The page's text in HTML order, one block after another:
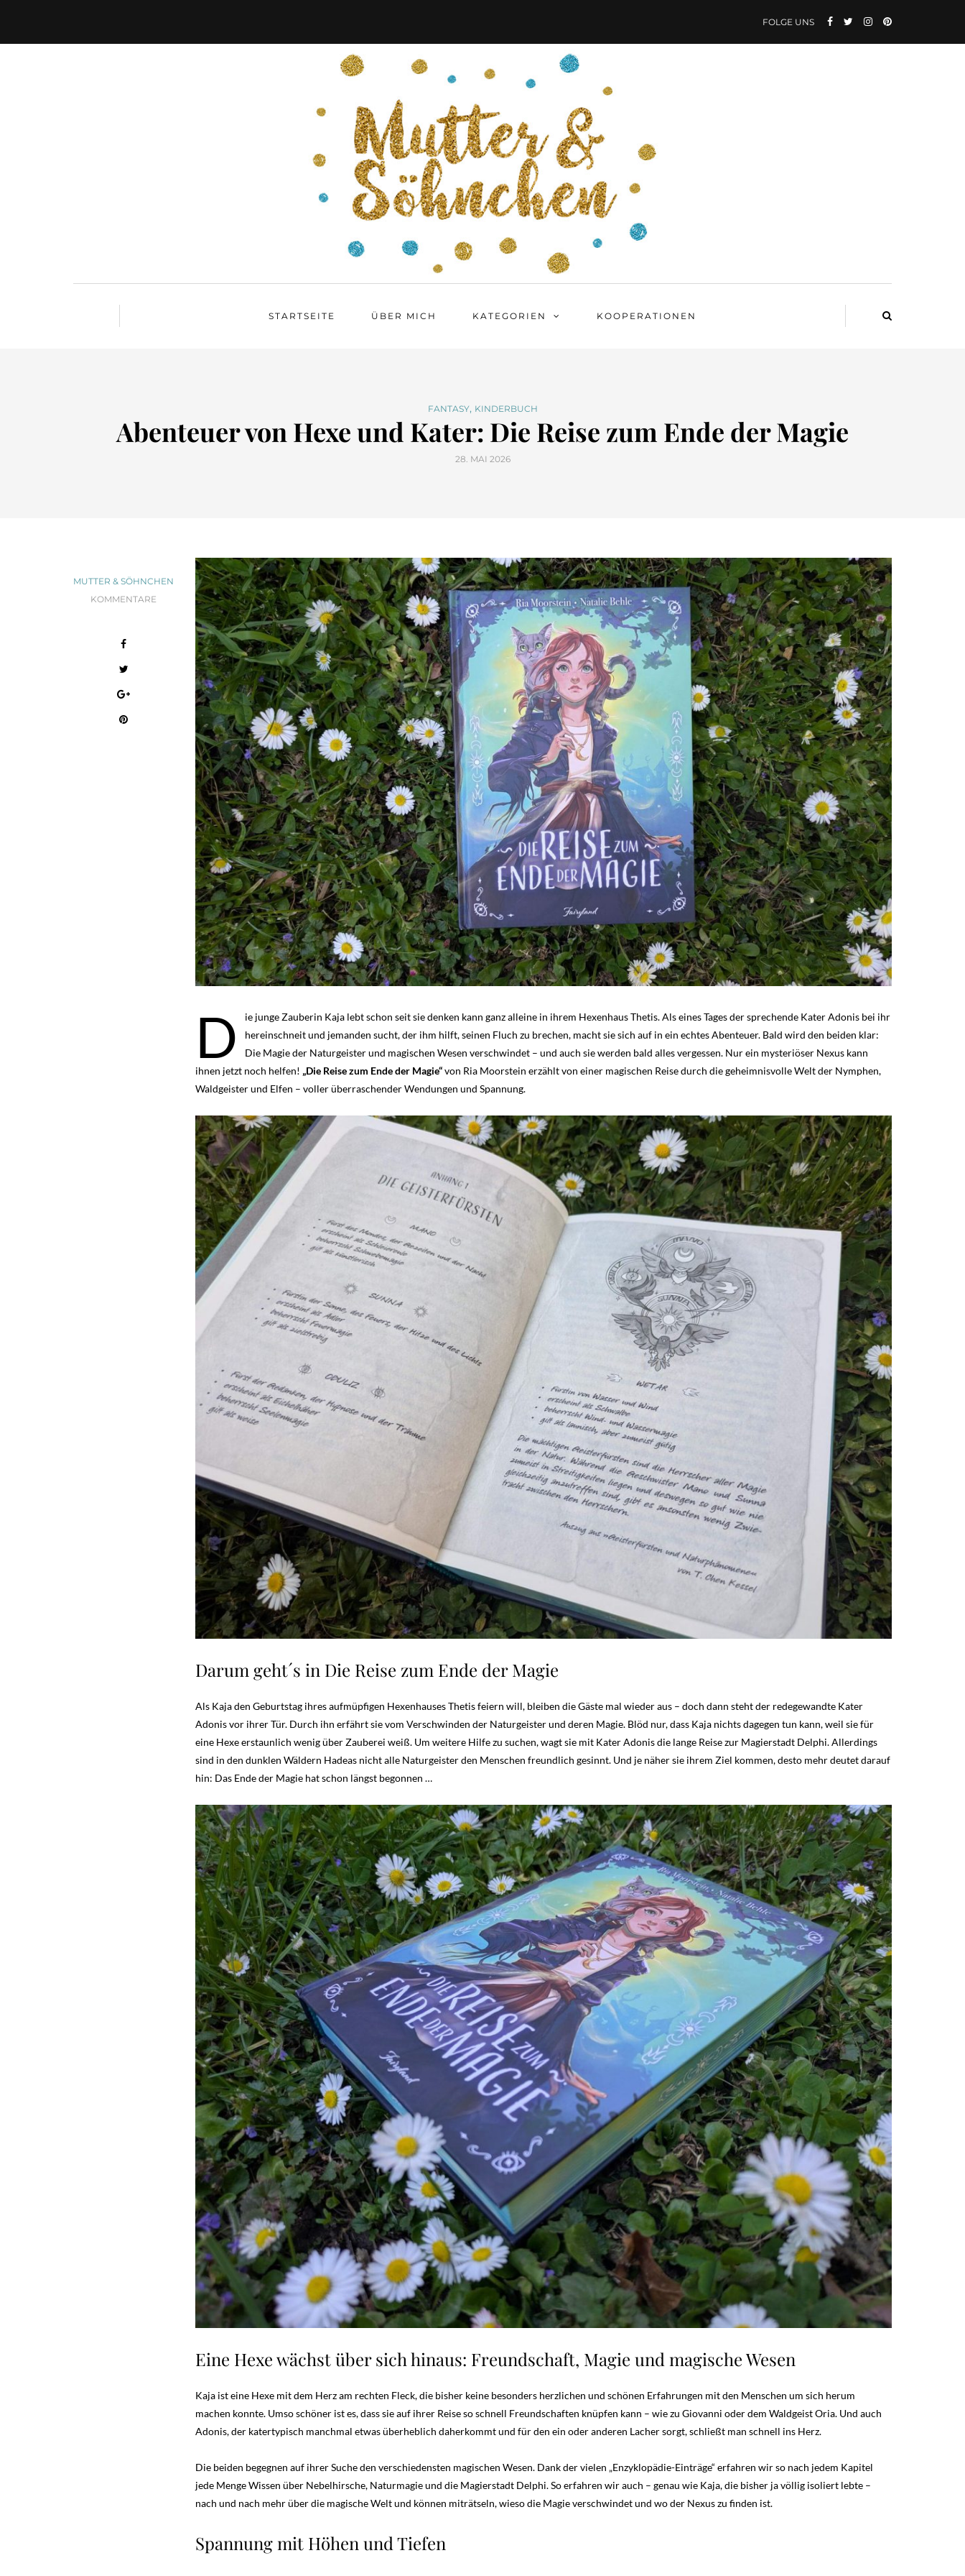
FOLGE UNS
STARTSEITE ÜBER MICH KATEGORIEN KOOPERATIONEN
FANTASY, KINDERBUCH
Abenteuer von Hexe und Kater: Die Reise zum Ende der Magie
28. MAI 2026
MUTTER & SÖHNCHEN
KOMMENTARE
D
ie junge Zauberin Kaja lebt schon seit sie denken kann ganz alleine in ihrem Hexenhaus Thetis. Als eines Tages der sprechende Kater Adonis bei ihr
hereinschneit und jemanden sucht, der ihm hilft, seinen Fluch zu brechen, macht sie sich auf in ein echtes Abenteuer. Bald wird den beiden klar:
Die Magie der Naturgeister und magischen Wesen verschwindet – und auch sie werden bald alles vergessen. Nur ein mysteriöser Nexus kann
ihnen jetzt noch helfen! „Die Reise zum Ende der Magie“von Ria Moorstein erzählt von einer magischen Reise durch die geheimnisvolle Welt der Nymphen,
Waldgeister und Elfen – voller überraschender Wendungen und Spannung.
Darum geht´s in Die Reise zum Ende der Magie
Als Kaja den Geburtstag ihres aufmüpfigen Hexenhauses Thetis feiern will, bleiben die Gäste mal wieder aus – doch dann steht der redegewandte Kater
Adonis vor ihrer Tür. Durch ihn erfährt sie vom Verschwinden der Naturgeister und deren Magie. Blöd nur, dass Kaja nichts dagegen tun kann, weil sie für
eine Hexe erstaunlich wenig über Zauberei weiß. Um weitere Hilfe zu suchen, wagt sie mit Kater Adonis die lange Reise zur Magierstadt Delphi. Allerdings
sind in den dunklen Wäldern Hadeas nicht alle Naturgeister den Menschen freundlich gesinnt. Und je näher sie ihrem Ziel kommen, desto mehr deutet darauf
hin: Das Ende der Magie hat schon längst begonnen …
Eine Hexe wächst über sich hinaus: Freundschaft, Magie und magische Wesen
Kaja ist eine Hexe mit dem Herz am rechten Fleck, die bisher keine besonders herzlichen und schönen Erfahrungen mit den Menschen um sich herum
machen konnte. Umso schöner ist es, dass sie auf ihrer Reise so schnell Freundschaften knüpfen kann – wie zu Giovanni oder dem Waldgeist Oria. Und auch
Adonis, der katertypisch manchmal etwas überheblich daherkommt und für den ein oder anderen Lacher sorgt, schließt man schnell ins Herz.
Die beiden begegnen auf ihrer Suche den verschiedensten magischen Wesen. Dank der vielen „Enzyklopädie-Einträge“ erfahren wir so nach jedem Kapitel
jede Menge Wissen über Nebelhirsche, Naturmagie und die Magierstadt Delphi. So erfahren wir auch – genau wie Kaja, die bisher ja völlig isoliert lebte –
nach und nach mehr über die magische Welt und können miträtseln, wieso die Magie verschwindet und wo der Nexus zu finden ist.
Spannung mit Höhen und Tiefen